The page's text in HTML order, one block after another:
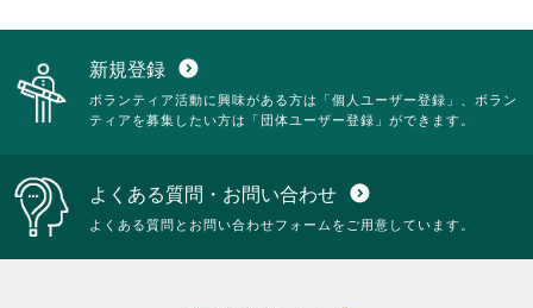
新規登録 expand_circle_down
ボランティア活動に興味がある方は「個人ユーザー登録」、ボラン
ティアを募集したい方は「団体ユーザー登録」ができます。
よくある質問・お問い合わせ expand_circle_down
よくある質問とお問い合わせフォームをご用意しています。